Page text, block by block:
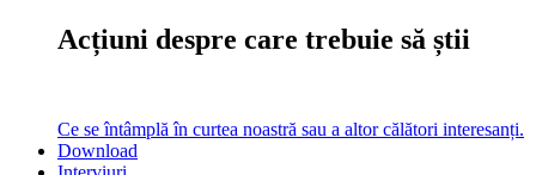
Acțiuni despre care trebuie să știi
Ce se întâmplă în curtea noastră sau a altor călători interesanți.
Download